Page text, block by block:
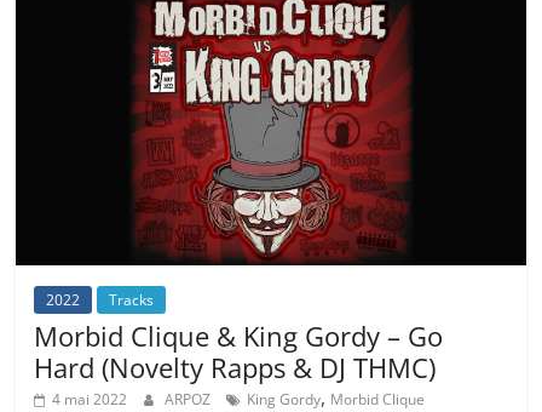
2022 Tracks
Morbid Clique & King Gordy – Go
Hard (Novelty Rapps & DJ THMC)
4 mai 2022 ARPOZ King Gordy, Morbid Clique